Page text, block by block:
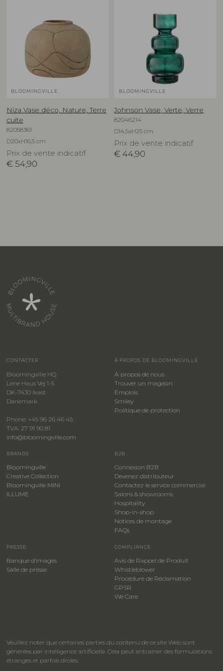
BLOOMINGVILLE
Niza Vase déco, Nature, Terre
cuite
82058361
D20xH16,5 cm
Prix de vente indicatif
€ 54,90
BLOOMINGVILLE
Johnson Vase, Verte, Verre
82046214
D14,5xH25 cm
Prix de vente indicatif
€ 44,90
CONTACTER
Bloomingville HQ
Lene Haus Vej 1-5
DK-7430 Ikast
Danemark
Phone: +45 96 26 46 45
TVA: 27 91 90 81
info@bloomingville.com
À PROPOS DE BLOOMINGVILLE
À propos de nous
Trouver un magasin
Emplois
Smiley
​Politique de protection
BRANDS
Bloomingville
Creative Collection
Bloomingville MINI
ILLUME
B2B
Connexion B2B
Devenez distributeur
Contactez le service commercial
Salons & showrooms
Hospitality
​Shop-in-shop
Notices de montage
FAQs
PRESSE
Banque d’images
Salle de presse
COMPLIANCE
Avis de Rappel de Produit
Whistleblower
​Procédure de Réclamation
GPSR
We Care
Veuillez noter que certaines parties du contenu de ce site Web sont
générées par intelligence artificielle. Cela peut entraîner des formulations
étranges et parfois droles.